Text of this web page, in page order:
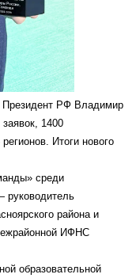
Президент РФ Владимир
1400
Итоги нового
среди
руководитель
района и
ИФНС
образовательной